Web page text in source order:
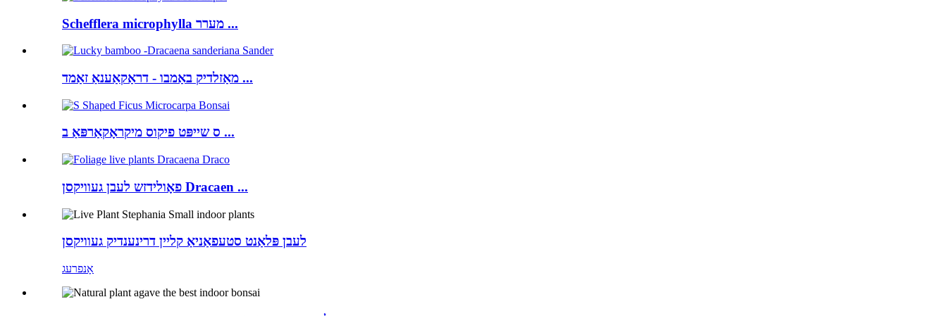
Schefflera microphylla מערר ...
מאַזלדיק באַמבו - דראַקאַענאַ זאַמד ...
ס שייפּט פיקוס מיקראָקאַרפּאַ ב ...
פאָולידזש לעבן געוויקסן Dracaen ...
לעבן פּלאַנט סטעפאַניאַ קליין דרינענדיק געוויקסן
אָנפרעג